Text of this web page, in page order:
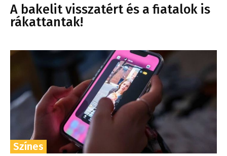
A bakelit visszatért és a fiatalok is
rákattantak!
Színes